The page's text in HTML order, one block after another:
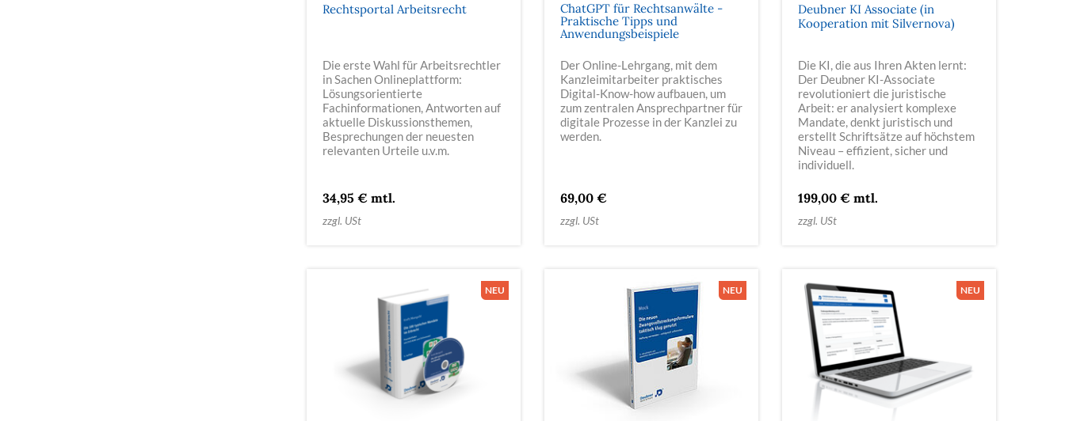
Rechtsportal Arbeitsrecht
Die erste Wahl für Arbeitsrechtler
in Sachen Onlineplattform:
Lösungsorientierte
Fachinformationen, Antworten auf
aktuelle Diskussionsthemen,
Besprechungen der neuesten
relevanten Urteile u.v.m.
34,95 € mtl.
zzgl. USt
ChatGPT für Rechtsanwälte -
Praktische Tipps und
Anwendungsbeispiele
Der Online-Lehrgang, mit dem
Kanzleimitarbeiter praktisches
Digital-Know-how aufbauen, um
zum zentralen Ansprechpartner für
digitale Prozesse in der Kanzlei zu
werden.
69,00 €
zzgl. USt
Deubner KI Associate (in
Kooperation mit Silvernova)
Die KI, die aus Ihren Akten lernt:
Der Deubner KI-Associate
revolutioniert die juristische
Arbeit: er analysiert komplexe
Mandate, denkt juristisch und
erstellt Schriftsätze auf höchstem
Niveau – effizient, sicher und
individuell.
199,00 € mtl.
zzgl. USt